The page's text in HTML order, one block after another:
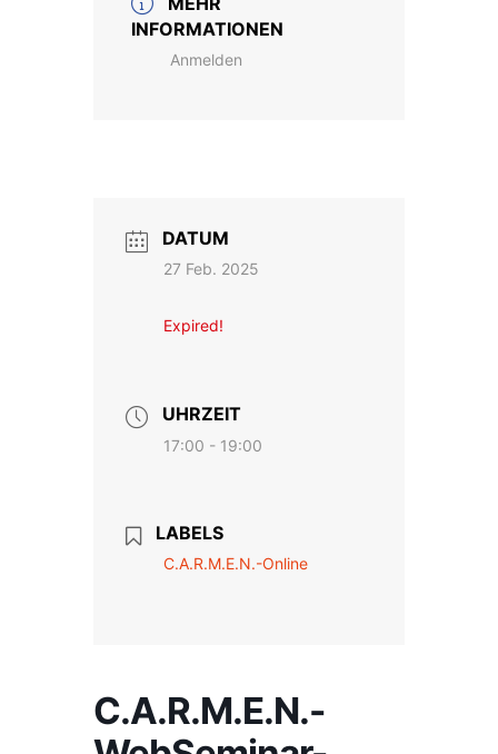
INFORMATIONEN
Anmelden
DATUM
27 Feb. 2025
Expired!
UHRZEIT
17:00 - 19:00
LABELS
C.A.R.M.E.N.-Online
C.A.R.M.E.N.-